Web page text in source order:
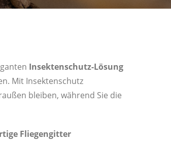
Insektenschutz-Lösung
Mit Insektenschutz
bleiben, während Sie die
Fliegengitter